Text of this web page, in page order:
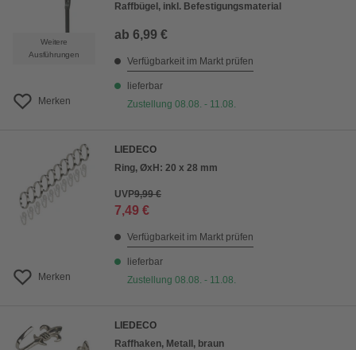
Weitere
Ausführungen
Merken
Raffbügel, inkl. Befestigungsmaterial
ab 6,99 €
Verfügbarkeit im Markt prüfen
lieferbar
Zustellung 08.08. - 11.08.
Merken
LIEDECO
Ring, ØxH: 20 x 28 mm
UVP9,99 €
7,49 €
Verfügbarkeit im Markt prüfen
lieferbar
Zustellung 08.08. - 11.08.
LIEDECO
Raffhaken, Metall, braun